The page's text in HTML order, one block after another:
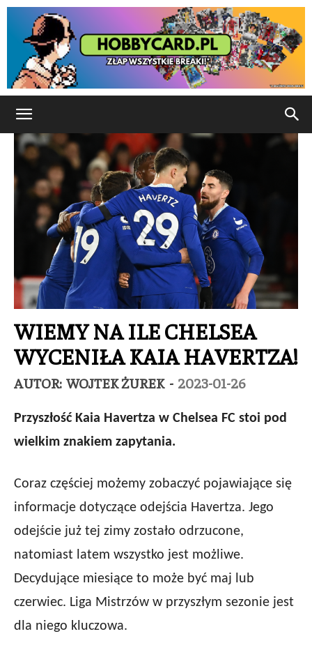
WIEMY NA ILE CHELSEA
WYCENIŁA KAIA HAVERTZA!
AUTOR: WOJTEK ŻUREK - 2023-01-26
Przyszłość Kaia Havertza w Chelsea FC stoi pod
wielkim znakiem zapytania.
Coraz częściej możemy zobaczyć pojawiające się
informacje dotyczące odejścia Havertza. Jego
odejście już tej zimy zostało odrzucone,
natomiast latem wszystko jest możliwe.
Decydujące miesiące to może być maj lub
czerwiec. Liga Mistrzów w przyszłym sezonie jest
dla niego kluczowa.